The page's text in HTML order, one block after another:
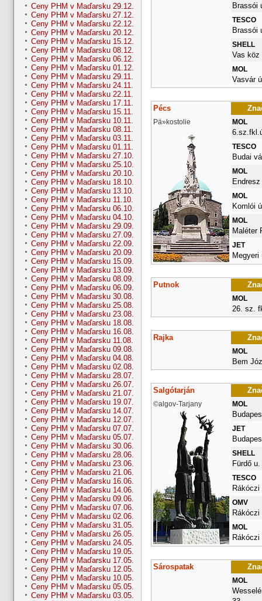
Ceny PHM v Maďarsku 29.12.
Ceny PHM v Maďarsku 27.12.
Ceny PHM v Maďarsku 22.12.
Ceny PHM v Maďarsku 20.12.
Ceny PHM v Maďarsku 15.12.
Ceny PHM v Maďarsku 08.12.
Ceny PHM v Maďarsku 06.12.
Ceny PHM v Maďarsku 01.12.
Ceny PHM v Maďarsku 29.11.
Ceny PHM v Maďarsku 24.11.
Ceny PHM v Maďarsku 22.11.
Ceny PHM v Maďarsku 17.11.
Ceny PHM v Maďarsku 15.11.
Ceny PHM v Maďarsku 10.11.
Ceny PHM v Maďarsku 08.11.
Ceny PHM v Maďarsku 03.11.
Ceny PHM v Maďarsku 01.11.
Ceny PHM v Maďarsku 27.10.
Ceny PHM v Maďarsku 25.10.
Ceny PHM v Maďarsku 20.10.
Ceny PHM v Maďarsku 18.10.
Ceny PHM v Maďarsku 13.10.
Ceny PHM v Maďarsku 11.10.
Ceny PHM v Maďarsku 06.10.
Ceny PHM v Maďarsku 04.10.
Ceny PHM v Maďarsku 29.09.
Ceny PHM v Maďarsku 27.09.
Ceny PHM v Maďarsku 22.09.
Ceny PHM v Maďarsku 20.09.
Ceny PHM v Maďarsku 15.09.
Ceny PHM v Maďarsku 13.09.
Ceny PHM v Maďarsku 08.09.
Ceny PHM v Maďarsku 06.09.
Ceny PHM v Maďarsku 30.08.
Ceny PHM v Maďarsku 25.08.
Ceny PHM v Maďarsku 23.08.
Ceny PHM v Maďarsku 18.08.
Ceny PHM v Maďarsku 16.08.
Ceny PHM v Maďarsku 11.08.
Ceny PHM v Maďarsku 09.08.
Ceny PHM v Maďarsku 04.08.
Ceny PHM v Maďarsku 02.08.
Ceny PHM v Maďarsku 28.07.
Ceny PHM v Maďarsku 26.07.
Ceny PHM v Maďarsku 21.07.
Ceny PHM v Maďarsku 19.07.
Ceny PHM v Maďarsku 14.07.
Ceny PHM v Maďarsku 12.07.
Ceny PHM v Maďarsku 07.07.
Ceny PHM v Maďarsku 05.07.
Ceny PHM v Maďarsku 30.06.
Ceny PHM v Maďarsku 28.06.
Ceny PHM v Maďarsku 23.06.
Ceny PHM v Maďarsku 21.06.
Ceny PHM v Maďarsku 16.06.
Ceny PHM v Maďarsku 14.06.
Ceny PHM v Maďarsku 09.06.
Ceny PHM v Maďarsku 07.06.
Ceny PHM v Maďarsku 02.06.
Ceny PHM v Maďarsku 31.05.
Ceny PHM v Maďarsku 26.05.
Ceny PHM v Maďarsku 24.05.
Ceny PHM v Maďarsku 19.05.
Ceny PHM v Maďarsku 17.05.
Ceny PHM v Maďarsku 12.05.
Ceny PHM v Maďarsku 10.05.
Ceny PHM v Maďarsku 05.05.
Ceny PHM v Maďarsku 03.05.
Brassói
TESCO
Brassói
SHELL
Vas köz
MOL
Vasvár
Pécs
Pä»kostolie MOL
TESCO
Budai
MOL
Endresz
MOL
Komlói
MOL
Maléter
JET
Megyeri
Putnok
MOL
26. sz.
Rajka
MOL
Bem
Salgótarján
©algov-Tarjany MOL
JET
SHELL
Fürdő u.
TESCO
Rákóczi
OMV
Rákóczi
MOL
Rákóczi
Sárospatak
MOL